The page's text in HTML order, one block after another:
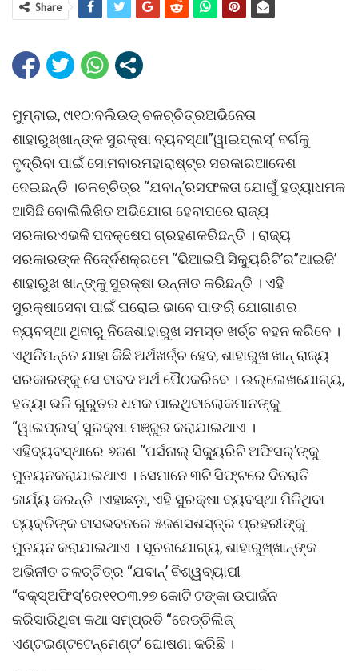
Share
ମୁମ୍ବାଇ, ୯ା୧୦:ବଲିଉଡ୍ ଚଳଚ୍ଚିତ୍ରଅଭିନେତା
ଶାହାରୁଖ୍ଖାନ୍ଙ୍କ ସୁରକ୍ଷା ବ୍ୟବସ୍ଥା”ୱାଇପ୍ଲସ୍’ ବର୍ଗକୁ
ବୃଦ୍ରିବା ପାଇଁ ସୋମବାରମହାରାଷ୍ଟ୍ର ସରକାରଆଦେଶ
ଦେଇଛନ୍ତି ।ଚଳଚ୍ଚିତ୍ର “ଯବାନ୍’ରସଫଳତା ଯୋଗୁଁ ହତ୍ୟାଧମକ
ଆସିଛି ବୋଲିଲିଖିତ ଅଭିଯୋଗ ହେବାପରେ ରାଜ୍ୟ
ସରକାରଏଭଳି ପଦକ୍ଷେପ ଗ୍ରହଣକରିଛନ୍ତି । ରାଜ୍ୟ
ସରକାରଙ୍କ ନିଦେ୍ର୍ଦଶକ୍ରମେ “ଭିଆଇପି ସିକ୍ୟୁରିଟି’ର”ଆଇଜି’
ଶାହାରୁଖ ଖାନ୍ଙ୍କୁ ସୁରକ୍ଷା ଉନ୍ନୀତ କରିଛନ୍ତି । ଏହି
ସୁରକ୍ଷାସେବା ପାଇଁ ଘରୋଇ ଭାବେ ପାଙଋି ଯୋଗାଣର
ବ୍ୟବସ୍ଥା ଥିବାରୁ ନିଜେଶାହାରୁଖ ସମସ୍ତ ଖର୍ଚ୍ଚ ବହନ କରିବେ ।
ଏଥିନିମନ୍ତେ ଯାହା କିଛି ଅର୍ଥଖର୍ଚ୍ଚ ହେବ, ଶାହାରୁଖ ଖାନ୍ ରାଜ୍ୟ
ସରକାରଙ୍କୁ ସେ ବାବଦ ଅର୍ଥ ପୈଠକରିବେ । ଉଲ୍ଲେଖଯୋଗ୍ୟ,
ହତ୍ୟା ଭଳି ଗୁରୁତର ଧମକ ପାଇଥିବାଲୋକମାନଙ୍କୁ
“ୱାଇପ୍ଲସ୍’ ସୁରକ୍ଷା ମଞ୍ଜୁର କରାଯାଇଥାଏ ।
ଏହିବ୍ୟବସ୍ଥାରେ ୬ଜଣ “ପର୍ସନାଲ୍ ସିକ୍ୟୁରିଟି ଅଫିସର୍’ଙ୍କୁ
ମୁତୟନକରାଯାଇଥାଏ । ସେମାନେ ୩ଟି ସିଫ୍ଟରେ ଦିନରାତି
କାର୍ଯ୍ୟ କରନ୍ତି ।ଏହାଛଡ଼ା, ଏହି ସୁରକ୍ଷା ବ୍ୟବସ୍ଥା ମିଳିଥିବା
ବ୍ୟକ୍ତିଙ୍କ ବାସଭବନରେ ୫ଜଣସଶସ୍ତ୍ର ପ୍ରହରୀଙ୍କୁ
ମୁତୟନ କରାଯାଇଥାଏ । ସୂଚନାଯୋଗ୍ୟ, ଶାହାରୁଖ୍ଖାନ୍ଙ୍କ
ଅଭିନୀତ ଚଳଚ୍ଚିତ୍ର “ଯବାନ୍’ ବିଶ୍ୱବ୍ୟାପୀ
“ବକ୍ସ୍ଅଫିସ୍’ରେ୧୧୦୩.୨୭ କୋଟି ଟଙ୍କା ଉପାର୍ଜନ
କରିସାରିଥିବା କଥା ସମ୍ପ୍ରତି “ରେଡ୍ଚିଲିଜ୍
ଏଣ୍ଟଇଣ୍ଟଟେନ୍ମେଣ୍ଟ’ ଘୋଷଣା କରିଛି ।